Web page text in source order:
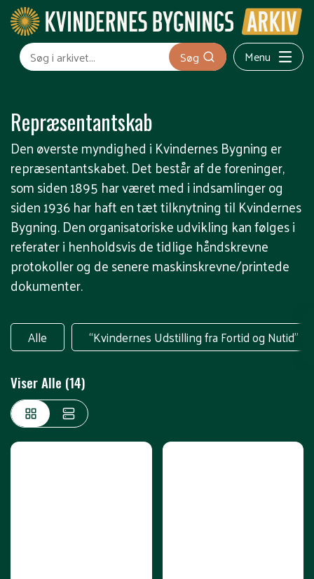
Søg Menu
Repræsentantskab
Den øverste myndighed i Kvindernes Bygning er
repræsentantskabet. Det består af de foreninger,
som siden 1895 har været med i indsamlinger og
siden 1936 har haft en tæt tilknytning til Kvindernes
Bygning. Den organisatoriske udvikling kan følges i
referater i henholdsvis de tidlige håndskrevne
protokoller og de senere maskinskrevne/printede
dokumenter.
Alle “Kvindernes Udstilling fra Fortid og Nutid”
Viser Alle (14)